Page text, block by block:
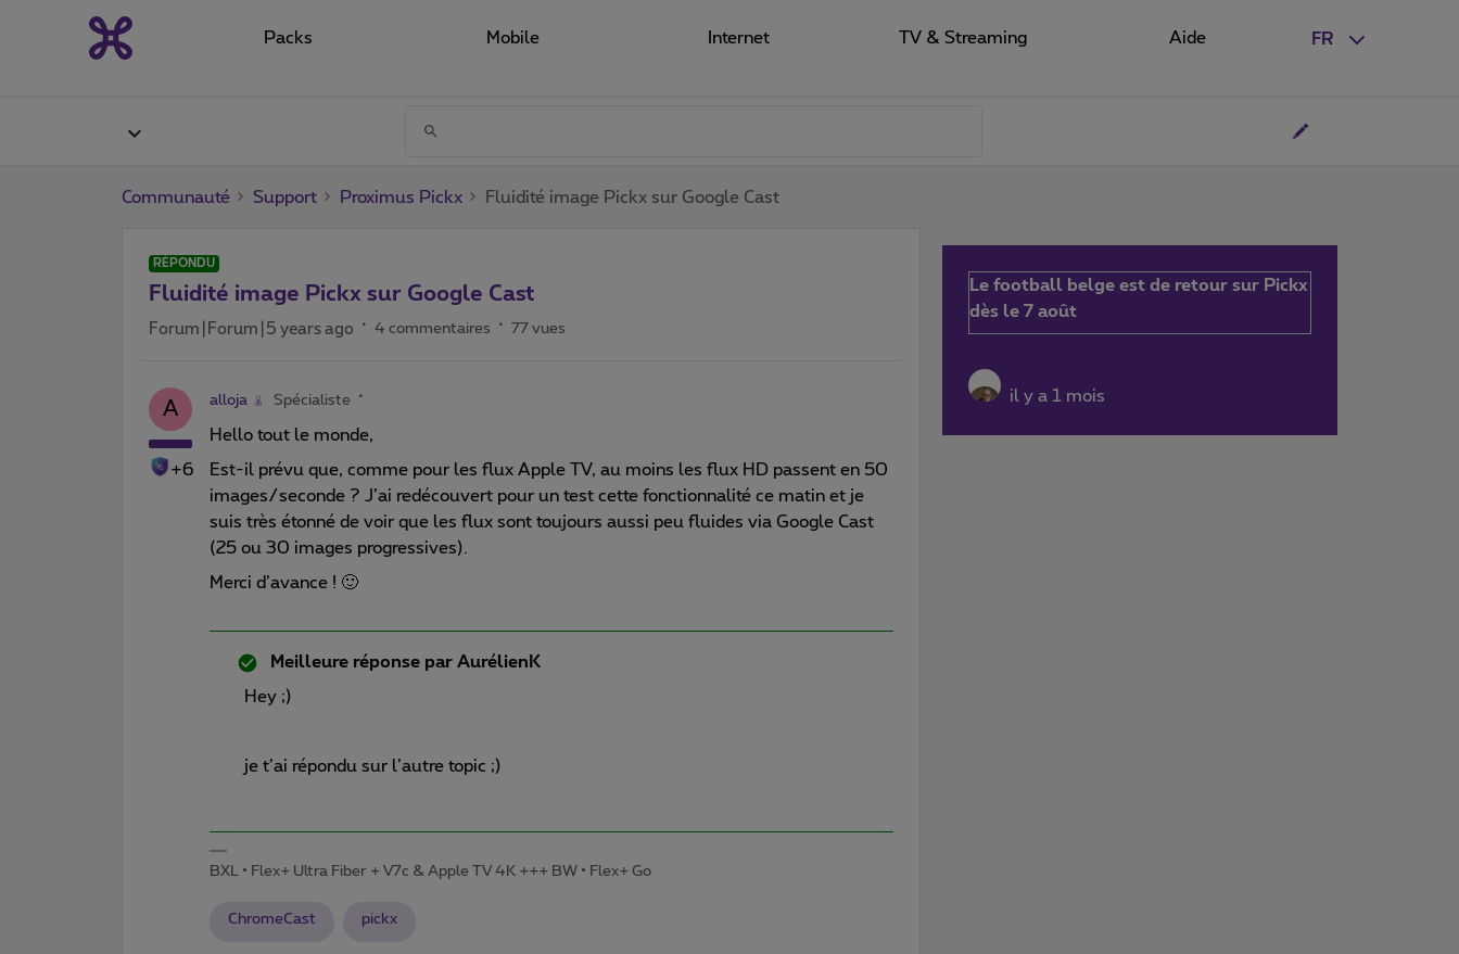
FR
Packs Mobile Internet TV & Streaming Aide
Communauté Support Proximus Pickx Fluidité image Pickx sur Google Cast
RÉPONDU
Fluidité image Pickx sur Google Cast
Forum|Forum|5 years ago 4 commentaires 77 vues
A
+6
alloja Spécialiste
Hello tout le monde,
Est-il prévu que, comme pour les flux Apple TV, au moins les flux HD passent en 50
images/seconde ? J’ai redécouvert pour un test cette fonctionnalité ce matin et je
suis très étonné de voir que les flux sont toujours aussi peu fluides via Google Cast
(25 ou 30 images progressives).
Merci d’avance ! 🙂
Meilleure réponse par AurélienK
Hey ;)
je t’ai répondu sur l’autre topic ;)
BXL • Flex+ Ultra Fiber + V7c & Apple TV 4K +++ BW • Flex+ Go
ChromeCast pickx
Le football belge est de retour sur Pickx
dès le 7 août
il y a 1 mois